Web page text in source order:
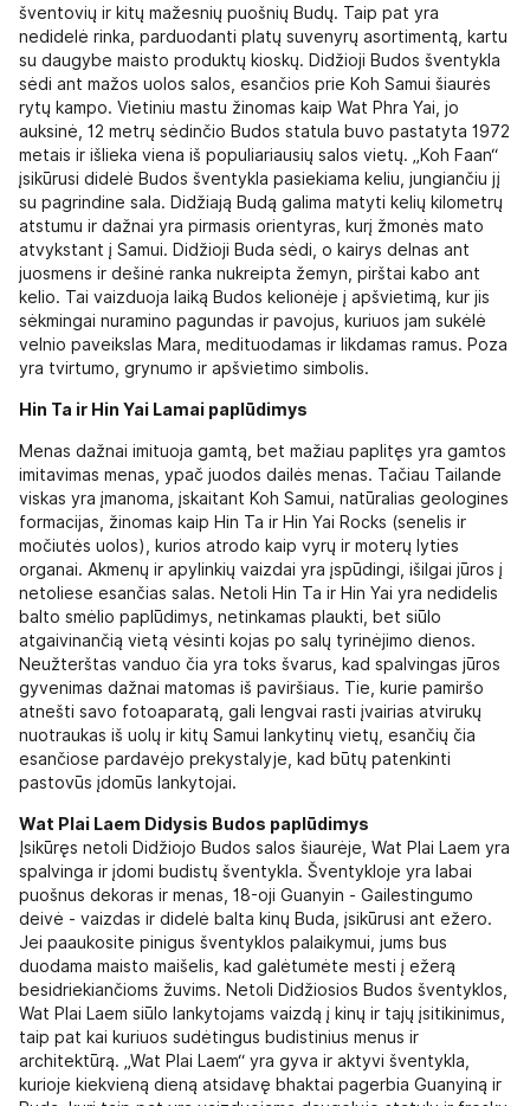
šventovių ir kitų mažesnių puošnių Budų. Taip pat yra
nedidelė rinka, parduodanti platų suvenyrų asortimentą, kartu
su daugybe maisto produktų kioskų. Didžioji Budos šventykla
sėdi ant mažos uolos salos, esančios prie Koh Samui šiaurės
rytų kampo. Vietiniu mastu žinomas kaip Wat Phra Yai, jo
auksinė, 12 metrų sėdinčio Budos statula buvo pastatyta 1972
metais ir išlieka viena iš populiariausių salos vietų. „Koh Faan“
įsikūrusi didelė Budos šventykla pasiekiama keliu, jungiančiu jį
su pagrindine sala. Didžiają Budą galima matyti kelių kilometrų
atstumu ir dažnai yra pirmasis orientyras, kurį žmonės mato
atvykstant į Samui. Didžioji Buda sėdi, o kairys delnas ant
juosmens ir dešinė ranka nukreipta žemyn, pirštai kabo ant
kelio. Tai vaizduoja laiką Budos kelionėje į apšvietimą, kur jis
sėkmingai nuramino pagundas ir pavojus, kuriuos jam sukėlė
velnio paveikslas Mara, medituodamas ir likdamas ramus. Poza
yra tvirtumo, grynumo ir apšvietimo simbolis.
Hin Ta ir Hin Yai Lamai paplūdimys
Menas dažnai imituoja gamtą, bet mažiau paplitęs yra gamtos
imitavimas menas, ypač juodos dailės menas. Tačiau Tailande
viskas yra įmanoma, įskaitant Koh Samui, natūralias geologines
formacijas, žinomas kaip Hin Ta ir Hin Yai Rocks (senelis ir
močiutės uolos), kurios atrodo kaip vyrų ir moterų lyties
organai. Akmenų ir apylinkių vaizdai yra įspūdingi, išilgai jūros į
netoliese esančias salas. Netoli Hin Ta ir Hin Yai yra nedidelis
balto smėlio paplūdimys, netinkamas plaukti, bet siūlo
atgaivinančią vietą vėsinti kojas po salų tyrinėjimo dienos.
Neužterštas vanduo čia yra toks švarus, kad spalvingas jūros
gyvenimas dažnai matomas iš paviršiaus. Tie, kurie pamiršo
atnešti savo fotoaparatą, gali lengvai rasti įvairias atvirukų
nuotraukas iš uolų ir kitų Samui lankytinų vietų, esančių čia
esančiose pardavėjo prekystalyje, kad būtų patenkinti
pastovūs įdomūs lankytojai.
Wat Plai Laem Didysis Budos paplūdimys
Įsikūręs netoli Didžiojo Budos salos šiaurėje, Wat Plai Laem yra
spalvinga ir įdomi budistų šventykla. Šventykloje yra labai
puošnus dekoras ir menas, 18-oji Guanyin - Gailestingumo
deivė - vaizdas ir didelė balta kinų Buda, įsikūrusi ant ežero.
Jei paaukosite pinigus šventyklos palaikymui, jums bus
duodama maisto maišelis, kad galėtumėte mesti į ežerą
besidriekiančioms žuvims. Netoli Didžiosios Budos šventyklos,
Wat Plai Laem siūlo lankytojams vaizdą į kinų ir tajų įsitikinimus,
taip pat kai kuriuos sudėtingus budistinius menus ir
architektūrą. „Wat Plai Laem“ yra gyva ir aktyvi šventykla,
kurioje kiekvieną dieną atsidavę bhaktai pagerbia Guanyiną ir